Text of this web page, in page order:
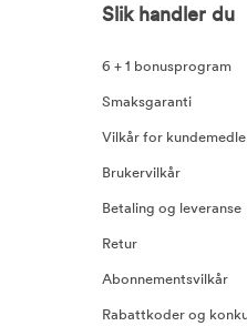
Slik handler du
6 + 1 bonusprogram
Smaksgaranti
Vilkår for
Brukervilkår
Betaling og leveranse
Retur
Abonnementsvilkår
Rabattkoder og